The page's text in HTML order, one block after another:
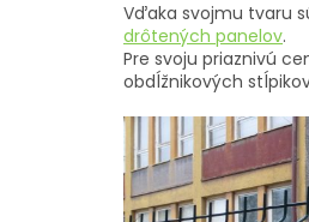
Vďaka svojmu tvaru
drôtených panelov.
Pre svoju priaznivú
obdĺžnikových